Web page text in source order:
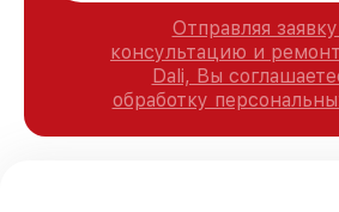
Отправляя
консультацию и
Dali, Вы
обработку